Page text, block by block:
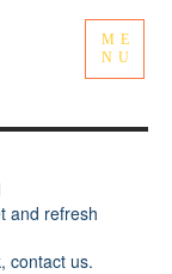
ME
NU
and refresh
contact us.